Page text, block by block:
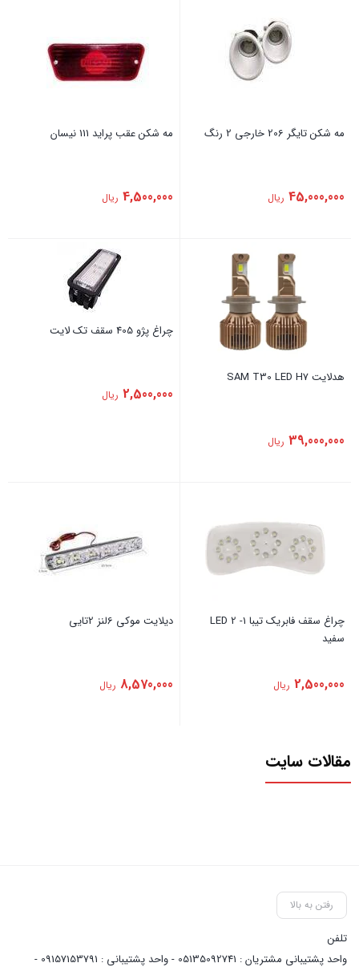
مه شکن تایگر 206 خارجی 2 رنگ
45,000,000 ریال
‏مه شکن عقب ‏پراید ‏111 نیسان
4,500,000 ریال
هدلایت SAM T30 LED H7
39,000,000 ریال
چراغ پژو 405 سقف تک لایت
2,500,000 ریال
‏چراغ ‏سقف ‏فابریک ‏تیبا ‏1- ‏2 ‏LED
‏سفید
2,500,000 ریال
‏دیلایت ‏موکی ‏6لنز ‏2تایی
8,570,000 ریال
مقالات سایت
رفتن به بالا
تلفن
واحد پشتیبانی مشتریان : 05135092741 - واحد پشتیبانی : 09157153791 -